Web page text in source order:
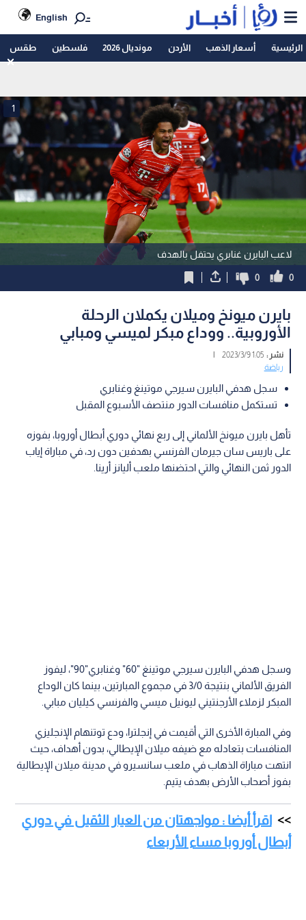
English
الرئيسية أسعار الذهب الأردن مونديال 2026 فلسطين طقس
لاعب البايرن غنابري يحتفل بالهدف
1
0
0
بايرن ميونخ وميلان يكملان الرحلة
الأوروبية.. ووداع مبكر لميسي ومبابي
نشر :1:05 2023/3/9
|
رياضة
سجل هدفي البايرن سيرجي موتينغ وغنابري
تستكمل منافسات الدور منتصف الأسبوع المقبل
تأهل بايرن ميونخ الألماني إلى ربع نهائي دوري أبطال أوروبا، بفوزه
على باريس سان جيرمان الفرنسي بهدفين دون رد، في مباراة إياب
الدور ثمن النهائي والتي احتضنها ملعب أليانز أرينا.
وسجل هدفي البايرن سيرجي موتينغ "60" وغنابري"90"، ليفوز
الفريق الألماني بنتيجة 3/0 في مجموع المبارتين، بينما كان الوداع
المبكر لزملاء الأرجنتيني ليونيل ميسي والفرنسي كيليان مبابي.
وفي المبارة الأخرى التي أقيمت في إنجلترا، ودع توتنهام الإنجليزي
المنافسات بتعادله مع ضيفه ميلان الإيطالي، بدون أهداف، حيث
انتهت مباراة الذهاب في ملعب سانسيرو في مدينة ميلان الإيطالية
بفوز أصحاب الأرض بهدف يتيم.
اقرأ أيضا : مواجهتان من العيار الثقيل في دوري
أبطال أوروبا مساء الأربعاء